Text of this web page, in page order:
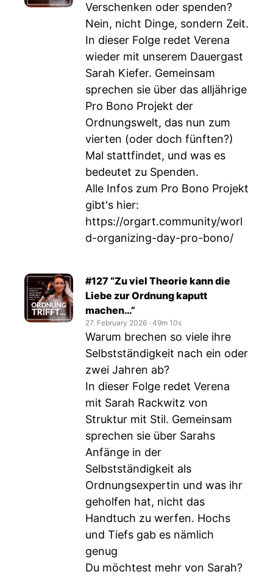
Verschenken oder spenden?
Nein, nicht Dinge, sondern Zeit.
In dieser Folge redet Verena
wieder mit unserem Dauergast
Sarah Kiefer. Gemeinsam
sprechen sie über das alljährige
Pro Bono Projekt der
Ordnungswelt, das nun zum
vierten (oder doch fünften?)
Mal stattfindet, und was es
bedeutet zu Spenden.
Alle Infos zum Pro Bono Projekt
gibt's hier:
https://orgart.community/worl
d-organizing-day-pro-bono/
#127 “Zu viel Theorie kann die
Liebe zur Ordnung kaputt
machen…”
27. February 2026 ‧ 49m 10s
Warum brechen so viele ihre
Selbstständigkeit nach ein oder
zwei Jahren ab?
In dieser Folge redet Verena
mit Sarah Rackwitz von
Struktur mit Stil. Gemeinsam
sprechen sie über Sarahs
Anfänge in der
Selbstständigkeit als
Ordnungsexpertin und was ihr
geholfen hat, nicht das
Handtuch zu werfen. Hochs
und Tiefs gab es nämlich
genug
Du möchtest mehr von Sarah?